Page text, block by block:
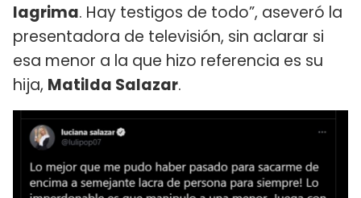
lagrima. Hay testigos de todo”, aseveró la
presentadora de televisión, sin aclarar si
esa menor a la que hizo referencia es su
hija, Matilda Salazar.